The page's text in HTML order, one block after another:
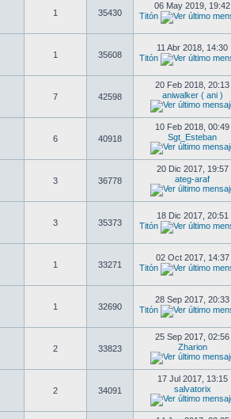
1 35430
06 May 2019, 19:42
Titón
1 35608
11 Abr 2018, 14:30
Titón
7 42598
20 Feb 2018, 20:13
aniwalker ( ani )
6 40918
10 Feb 2018, 00:49
Sgt_Esteban
3 36778
20 Dic 2017, 19:57
ateg-araf
3 35373
18 Dic 2017, 20:51
Titón
1 33271
02 Oct 2017, 14:37
Titón
1 32690
28 Sep 2017, 20:33
Titón
2 33823
25 Sep 2017, 02:56
Zharion
2 34091
17 Jul 2017, 13:15
salvatorix